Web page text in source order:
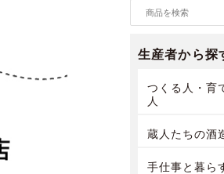
生産者から探
つくる人・育
人
蔵人たちの酒
手仕事と暮ら